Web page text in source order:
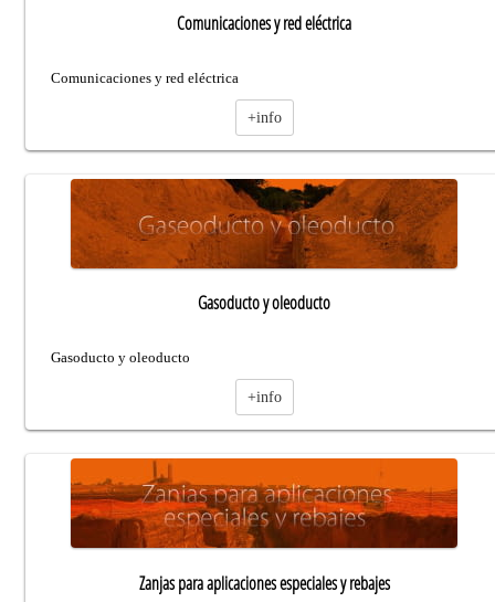
Comunicaciones y red eléctrica
Comunicaciones y red eléctrica
+info
Gasoducto y oleoducto
Gasoducto y oleoducto
+info
Zanjas para aplicaciones especiales y rebajes